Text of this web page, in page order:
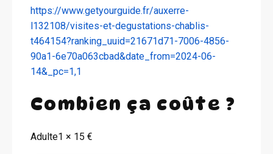
https://www.getyourguide.fr/auxerre-
l132108/visites-et-degustations-chablis-
t464154?ranking_uuid=21671d71-7006-4856-
90a1-6e70a063cbad&date_from=2024-06-
14&_pc=1,1
Combien ça coûte ?
Adulte1 × 15 €